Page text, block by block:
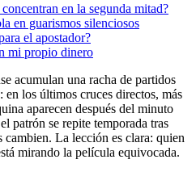
en la segunda mitad?
en guarismos silenciosos
el apostador?
mi propio dinero
acumulan una racha de partidos
los últimos cruces directos, más
aparecen después del minuto
se repite temporada tras
cambien. La lección es clara: quien
mirando la película equivocada.